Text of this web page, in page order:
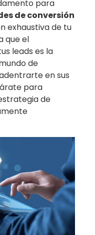
para
de conversión
exhaustiva de tu
que el
leads es la
de
en sus
para
de